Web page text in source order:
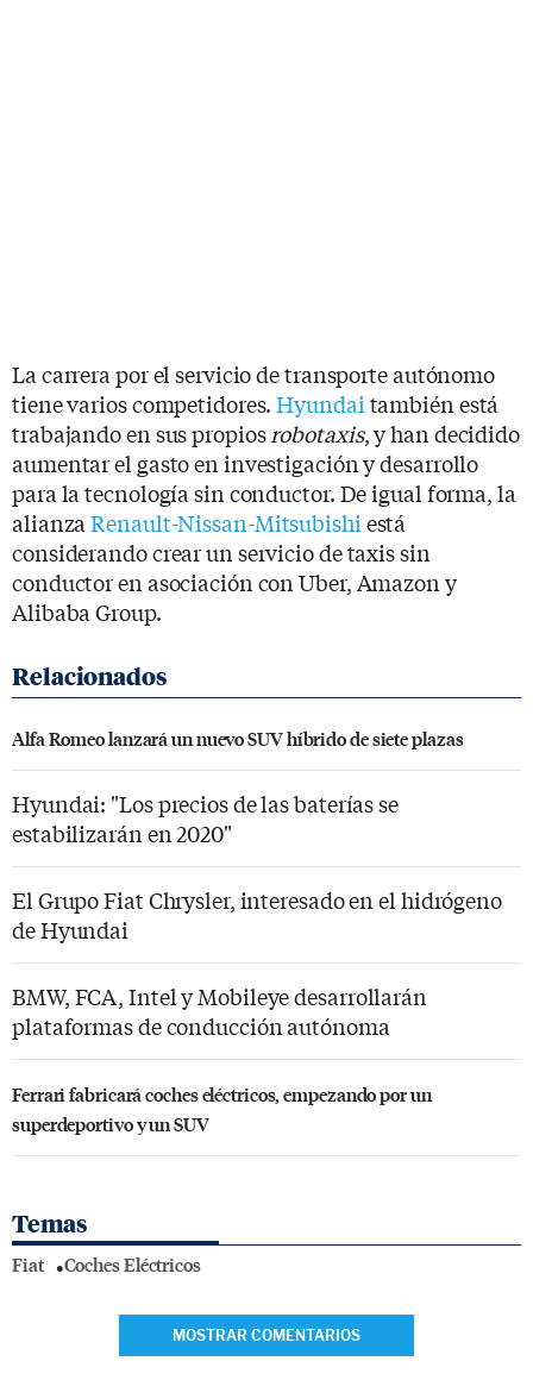
La carrera por el servicio de transporte autónomo
tiene varios competidores.Hyundaitambién está
trabajando en sus propiosrobotaxis, y han decidido
aumentar el gasto en investigación y desarrollo
para la tecnología sin conductor. De igual forma, la
alianzaRenault-Nissan-Mitsubishiestá
considerando crear un servicio de taxis sin
conductor en asociación con Uber, Amazon y
Alibaba Group.
Alfa Romeo lanzará un nuevo SUV híbrido de siete plazas
Hyundai: "Los precios de las baterías se
estabilizarán en 2020"
El Grupo Fiat Chrysler, interesado en el hidrógeno
de Hyundai
BMW, FCA, Intel y Mobileye desarrollarán
plataformas de conducción autónoma
Ferrari fabricará coches eléctricos, empezando por un
superdeportivo y un SUV
Temas
Fiat Coches Eléctricos
MOSTRAR COMENTARIOS